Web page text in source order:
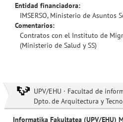
Entidad financiadora:
IMSERSO, Ministerio de Asuntos
Comentarios:
Contratos con el Instituto de
(Ministerio de Salud y SS)
UPV/EHU · Facultad de
Dpto. de Arquitectura y
Informatika Fakultatea (UPV/EHU)